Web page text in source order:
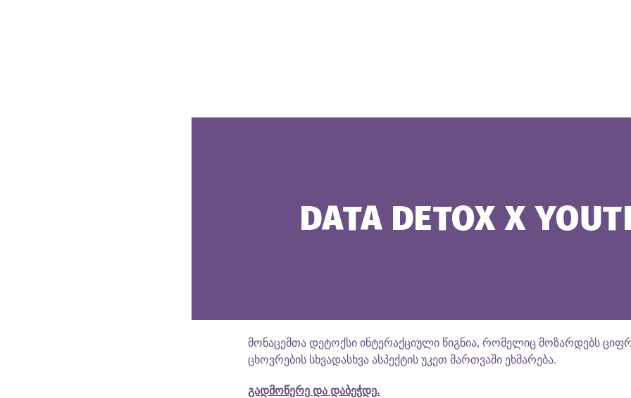
DATA DETOX X
მონაცემთა დეტოქსი ინტერაქციული წიგნია, რომელიც მოზარდებს
ცხოვრების სხვადასხვა ასპექტის უკეთ მართვაში ეხმარება.
გადმოწერე და დაბეჭდე.